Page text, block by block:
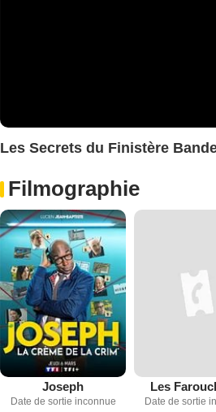
Les Secrets du Finistère
Filmographie
Joseph
Date de sortie inconnue
Les
Date de sortie